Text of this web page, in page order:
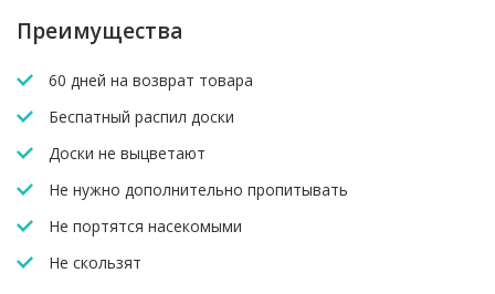
Преимущества
60 дней на возврат товара
Беспатный распил доски
Доски не выцветают
Не нужно дополнительно пропитывать
Не портятся насекомыми
Не скользят